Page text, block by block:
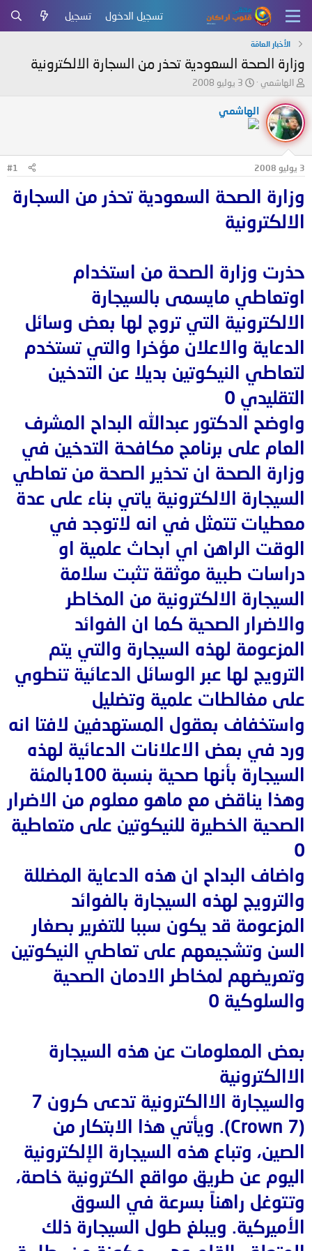
تسجيل الدخول تسجيل
الأخبار العامّة
وزارة الصحة السعودية تحذر من السجارة الالكترونية
ب
د
ئ
ا
ل
م
و
و
ع
الهاشمي
ت
ل
ء
3 يوليو 2008
الهاشمي
3 يوليو 2008 #1
وزارة الصحة السعودية تحذر من السجارة
الالكترونية
حذرت وزارة الصحة من استخدام
اوتعاطي مايسمى بالسيجارة
الالكترونية التي تروج لها بعض وسائل
الدعاية والاعلان مؤخرا والتي تستخدم
لتعاطي النيكوتين بديلا عن التدخين
التقليدي 0
واوضح الدكتور عبدالله البداح المشرف
العام على برنامج مكافحة التدخين في
وزارة الصحة ان تحذير الصحة من تعاطي
السيجارة الالكترونية ياتي بناء على عدة
معطيات تتمثل في انه لاتوجد في
الوقت الراهن اي ابحاث علمية او
دراسات طبية موثقة تثبت سلامة
السيجارة الالكترونية من المخاطر
والاضرار الصحية كما ان الفوائد
المزعومة لهذه السيجارة والتي يتم
الترويج لها عبر الوسائل الدعائية تنطوي
على مغالطات علمية وتضليل
واستخفاف بعقول المستهدفين لافتا انه
ورد في بعض الاعلانات الدعائية لهذه
السيجارة بأنها صحية بنسبة 100بالمئة
وهذا يناقض مع ماهو معلوم من الاضرار
الصحية الخطيرة للنيكوتين على متعاطية
0
واضاف البداح ان هذه الدعاية المضللة
والترويج لهذه السيجارة بالفوائد
المزعومة قد يكون سببا للتغرير بصغار
السن وتشجيعهم على تعاطي النيكوتين
وتعريضهم لمخاطر الادمان الصحية
والسلوكية 0
بعض المعلومات عن هذه السيجارة
الاالكترونية
والسيجارة الاالكترونية تدعى كرون 7
(Crown 7). ويأتي هذا الابتكار من
الصين، وتباع هذه السيجارة الإلكترونية
اليوم عن طريق مواقع الكترونية خاصة،
وتتوغل راهناً بسرعة في السوق
الأميركية. ويبلغ طول السيجارة ذلك